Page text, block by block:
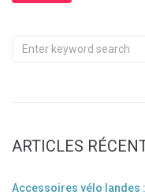
ARTICLES
Accessoires vélo landes